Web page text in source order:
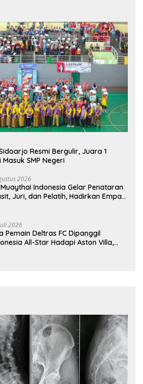
Resmi Bergulir, Juara 1
SMP Negeri
2026
Muaythai Indonesia Gelar Penataran
Juri, dan Pelatih, Hadirkan Empat
2026
Pemain Deltras FC Dipanggil
All-Star Hadapi Aston Villa,